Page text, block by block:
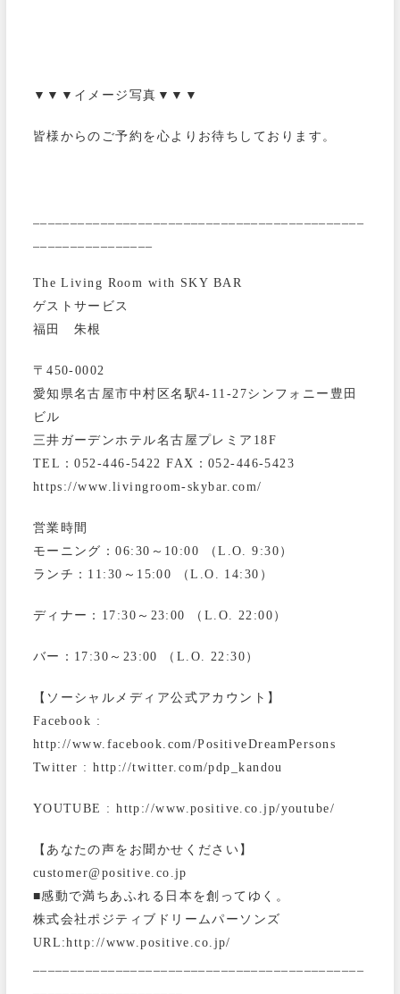
▼▼▼イメージ写真▼▼▼
皆様からのご予約を心よりお待ちしております。
The Living Room with SKY BAR
ゲストサービス
福田 朱根
〒450-0002
愛知県名古屋市中村区名駅4-11-27シンフォニー豊田
ビル
三井ガーデンホテル名古屋プレミア18F
TEL：052-446-5422 FAX：052-446-5423
https://www.livingroom-skybar.com/
営業時間
モーニング：06:30～10:00 （L.O. 9:30）
ランチ：11:30～15:00 （L.O. 14:30）
ディナー：17:30～23:00 （L.O. 22:00）
バー：17:30～23:00 （L.O. 22:30）
【ソーシャルメディア公式アカウント】
Facebook :
http://www.facebook.com/PositiveDreamPersons
Twitter : http://twitter.com/pdp_kandou
YOUTUBE : http://www.positive.co.jp/youtube/
【あなたの声をお聞かせください】
customer@positive.co.jp
■感動で満ちあふれる日本を創ってゆく。
株式会社ポジティブドリームパーソンズ
URL:http://www.positive.co.jp/